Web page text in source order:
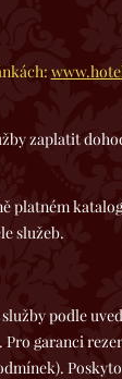
katalogu,
služeb.
garanci